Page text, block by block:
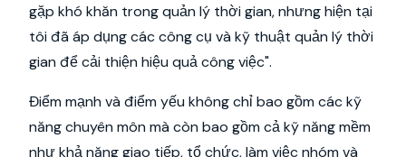
gặp khó khăn trong quản lý thời gian, nhưng hiện tại
tôi đã áp dụng các công cụ và kỹ thuật quản lý thời
gian để cải thiện hiệu quả công việc".
Điểm mạnh và điểm yếu không chỉ bao gồm các kỹ
năng chuyên môn mà còn bao gồm cả kỹ năng mềm
như khả năng giao tiếp, tổ chức, làm việc nhóm và